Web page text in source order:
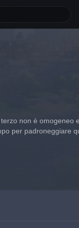
non è omogeneo
per padroneggiare